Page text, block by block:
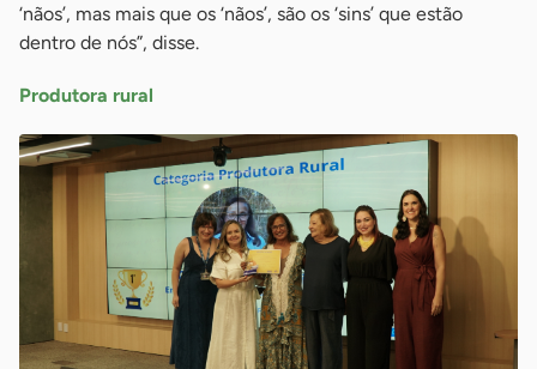
‘nãos’, mas mais que os ‘nãos’, são os ‘sins’ que estão
dentro de nós”, disse.
Produtora rural